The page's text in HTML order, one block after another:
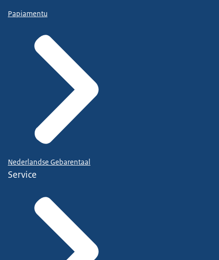
Papiamentu
Nederlandse Gebarentaal
Service